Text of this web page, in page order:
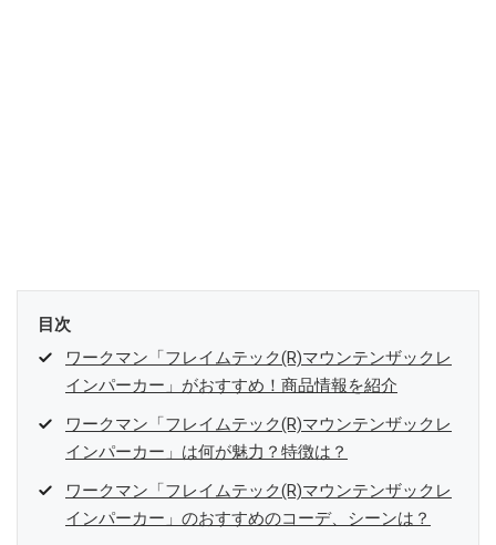
目次
ワークマン「フレイムテック(R)マウンテンザックレ
インパーカー」がおすすめ！商品情報を紹介
ワークマン「フレイムテック(R)マウンテンザックレ
インパーカー」は何が魅力？特徴は？
ワークマン「フレイムテック(R)マウンテンザックレ
インパーカー」のおすすめのコーデ、シーンは？